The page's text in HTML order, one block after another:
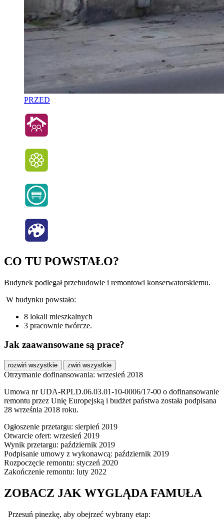
PRZED
CO TU POWSTAŁO?
Budynek podlegał przebudowie i remontowi konserwatorskiemu.
W budynku powstało:
8 lokali mieszkalnych
3 pracownie twórcze.
Jak zaawansowane są prace?
rozwiń wszystkie zwiń wszystkie
Otrzymanie dofinansowania: wrzesień 2018
Umowa nr UDA-RPLD.06.03.01-10-0006/17-00 o dofinansowanie
remontu przez Unię Europejską i budżet państwa została podpisana
28 września 2018 roku.
Ogłoszenie przetargu: sierpień 2019
Otwarcie ofert: wrzesień 2019
Wynik przetargu: październik 2019
Podpisanie umowy z wykonawcą: październik 2019
Rozpoczęcie remontu: styczeń 2020
Zakończenie remontu: luty 2022
ZOBACZ JAK WYGLĄDA FAMUŁA
Przesuń pinezkę, aby obejrzeć wybrany etap: